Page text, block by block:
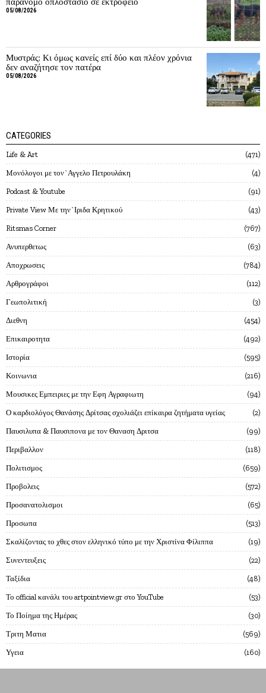
05/08/2026
Μυστράς: Κι όμως κανείς επί δύο και πλέον χρόνια
δεν αναζήτησε τον πατέρα
05/08/2026
CATEGORIES
Life & Art 471
Mονόλογοι με τον`Αγγελο Πετρουλάκη 4
Podcast & Youtube 91
Private View Με την`Ιριδα Κρητικού 43
Ritsmas Corner 767
Ανυπερθετως 63
Αποχρωσεις 784
Αρθρογράφοι 112
Γεωπολιτική 3
Διεθνη 454
Επικαιροτητα 492
Ιστορία 595
Κοινωνια 216
Μουσικες Εμπειριες με την Εφη Αγραφιωτη 94
Ο καρδιολόγος Θανάσης Δρίτσας σχολιάζει επίκαιρα ζητήματα υγείας 2
Παυσιλυπα & Παυσιπονα με τον Θαναση Δριτσα 99
Περιβαλλον 118
Πολιτισμος 659
Προβολεις 572
Προσανατολισμοι 65
Προσωπα 513
Σκαλίζοντας το χθες στον ελληνικό τύπο με την Χριστίνα Φίλιππα 19
Συνεντευξεις 22
Ταξίδια 48
Το official κανάλι του artpointview.gr στο YouTube 53
Το Ποίημα της Ημέρας 30
Τριτη Ματια 569
Υγεια 160